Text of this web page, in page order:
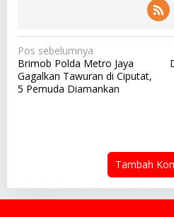
N
a
v
i
Pos sebelumnya
Brimob Polda Metro Jaya
Gagalkan Tawuran di Ciputat,
5 Pemuda Diamankan
Tambah